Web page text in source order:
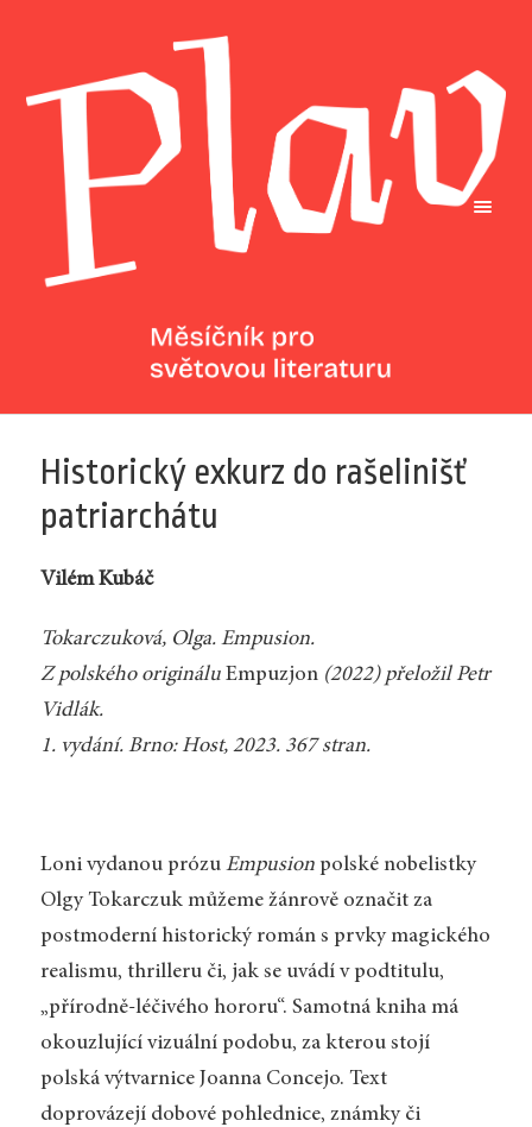
Historický exkurz do rašelinišť
patriarchátu
Vilém Kubáč
Tokarczuková, Olga. Empusion.
Z polského originálu Empuzjon(2022) přeložil Petr
Vidlák.
1. vydání. Brno: Host, 2023. 367 stran.
Loni vydanou prózu Empusionpolské nobelistky
Olgy Tokarczuk můžeme žánrově označit za
postmoderní historický román s prvky magického
realismu, thrilleru či, jak se uvádí v podtitulu,
„přírodně-léčivého hororu“. Samotná kniha má
okouzlující vizuální podobu, za kterou stojí
polská výtvarnice Joanna Concejo. Text
doprovázejí dobové pohlednice, známky či